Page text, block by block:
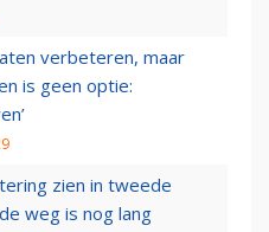
verbeteren, maar
is geen optie:
zien in tweede
weg is nog lang